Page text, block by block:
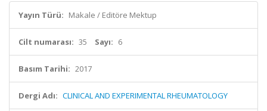
Yayın Türü: Makale / Editöre Mektup
Cilt numarası: 35 Sayı: 6
Basım Tarihi: 2017
Dergi Adı: CLINICAL AND EXPERIMENTAL RHEUMATOLOGY